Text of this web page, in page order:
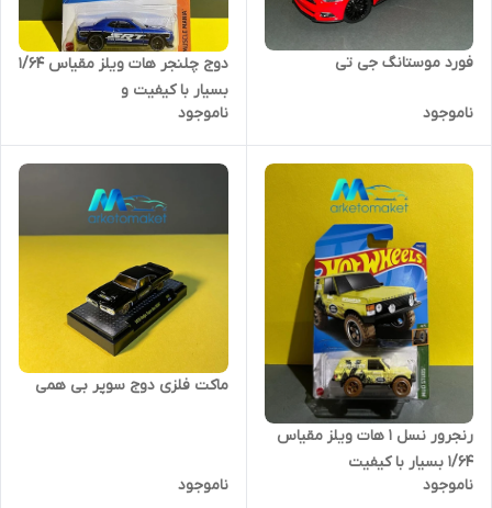
فورد موستانگ جی تی
ناموجود
دوج چلنجر هات ویلز مقیاس ۱/۶۴
بسیار با کیفیت و
ناموجود
رنجرور نسل ۱ هات ویلز مقیاس
۱/۶۴ بسیار با کیفیت
ناموجود
ماکت فلزی دوج سوپر بی همی
ناموجود